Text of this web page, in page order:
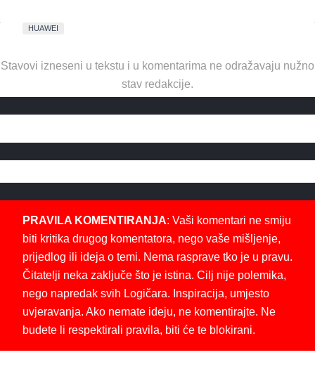
HUAWEI
Stavovi izneseni u tekstu i u komentarima ne odražavaju nužno
stav redakcije.
PRAVILA KOMENTIRANJA: Vaši komentari ne smiju
biti kritika drugog komentatora, nego vaše mišljenje,
prijedlog ili ideja o temi. Nema rasprave tko je u pravu.
Čitatelji neka zaključe što je istina. Cilj nije polemika,
nego napredak svih Logičara. Inspiracija, umjesto
uvjeravanja. Ako nemate ideju, ne komentirajte. Ne
budete li respektirali pravila, biti će te blokirani.